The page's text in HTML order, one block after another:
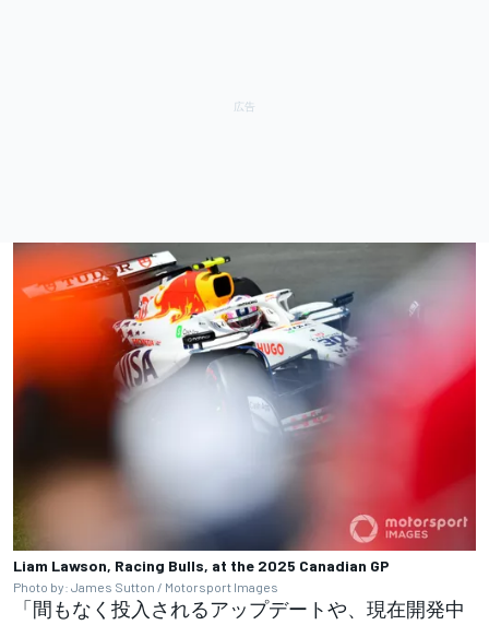
Liam Lawson, Racing Bulls, at the 2025 Canadian GP
Photo by: James Sutton / Motorsport Images
「間もなく投入されるアップデートや、現在開発中